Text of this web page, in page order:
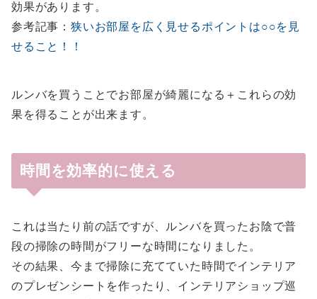
効果があります。
参考記事： 狭いお部屋を広く見せるポイントは○○を見
せること！！
ルンバを買うことでお部屋が綺麗になる＋これらの効
果を得ることが出来ます。
時間を効率的に使える
これは当たり前の話ですが、ルンバを買ったお陰で普
段の掃除の時間がフリーな時間になりました。
その結果、今まで掃除に充てていた時間でインテリア
のプレゼンシートを作ったり、インテリアショップ巡